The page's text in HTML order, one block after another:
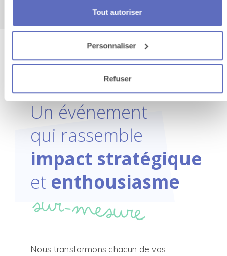
Tout autoriser
Personnaliser
Refuser
Un événement
qui rassemble
impact stratégique
et enthousiasme
sur-mesure
Nous transformons chacun de vos